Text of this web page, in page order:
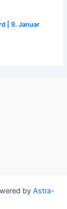
|9. Januar
by Astra-